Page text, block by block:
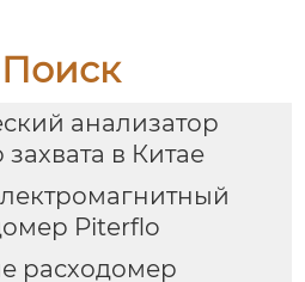
Поиск
анализатор
в Китае
Piterflo
расходомер